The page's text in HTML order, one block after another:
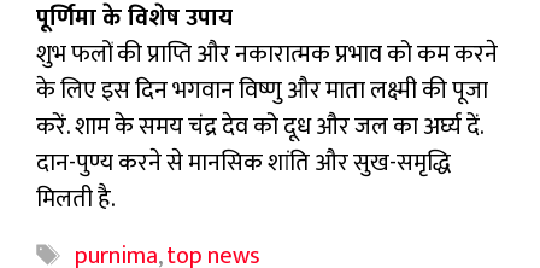
पूर्णिमा के विशेष उपाय
शुभ फलों की प्राप्ति और नकारात्मक प्रभाव को कम करने
के लिए इस दिन भगवान विष्णु और माता लक्ष्मी की पूजा
करें. शाम के समय चंद्र देव को दूध और जल का अर्घ्य दें.
दान-पुण्य करने से मानसिक शांति और सुख-समृद्धि
मिलती है.
Tags
purnima,top news